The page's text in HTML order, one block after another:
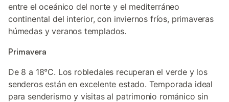
entre el oceánico del norte y el mediterráneo
continental del interior, con inviernos fríos, primaveras
húmedas y veranos templados.
Primavera
De 8 a 18°C. Los robledales recuperan el verde y los
senderos están en excelente estado. Temporada ideal
para senderismo y visitas al patrimonio románico sin